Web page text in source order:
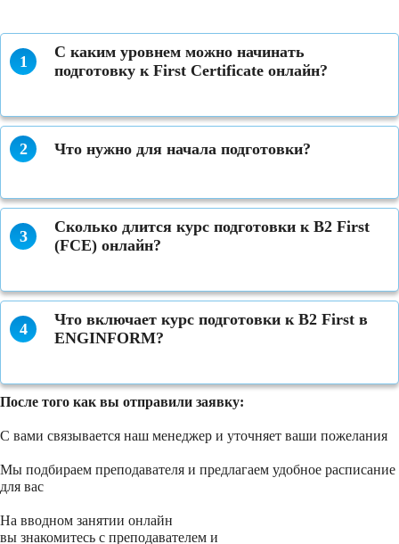
1
С каким уровнем можно начинать
подготовку к First Certificate онлайн?
2 Что нужно для начала подготовки?
3
Сколько длится курс подготовки к B2 First
(FCE) онлайн?
4
Что включает курс подготовки к B2 First в
ENGINFORM?
После того как вы отправили заявку:
С вами связывается наш менеджер и уточняет ваши пожелания
Мы подбираем преподавателя и предлагаем удобное расписание
для вас
На вводном занятии онлайн
вы знакомитесь с преподавателем и